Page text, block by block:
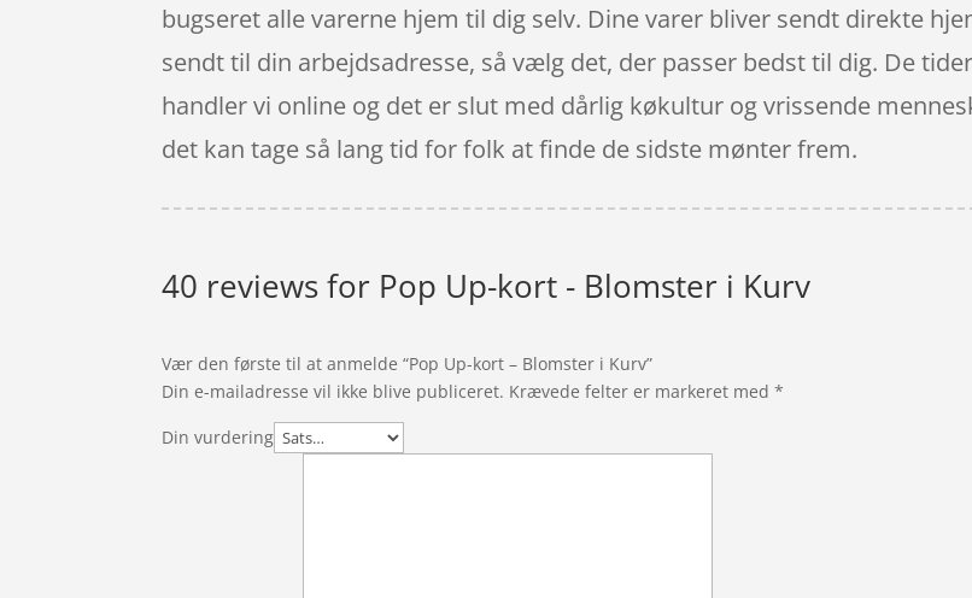
bugseret alle varerne hjem til dig selv. Dine varer bliver sendt direkte
sendt til din arbejdsadresse, så vælg det, der passer bedst til dig. De
handler vi online og det er slut med dårlig køkultur og vrissende
det kan tage så lang tid for folk at finde de sidste mønter frem.
40 reviews for Pop Up-kort - Blomster i Kurv
Vær den første til at anmelde “Pop Up-kort – Blomster i Kurv”
Din e-mailadresse vil ikke blive publiceret. Krævede felter er markeret med*
Din vurdering